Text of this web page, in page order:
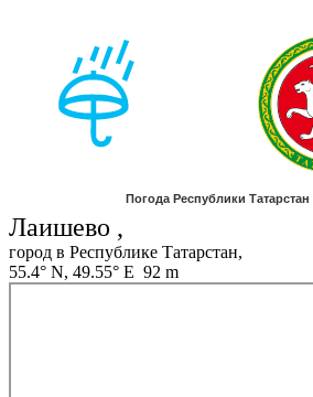
Лаишево ,
город в Республике Татарстан,
55.4° N, 49.55° E 92 m